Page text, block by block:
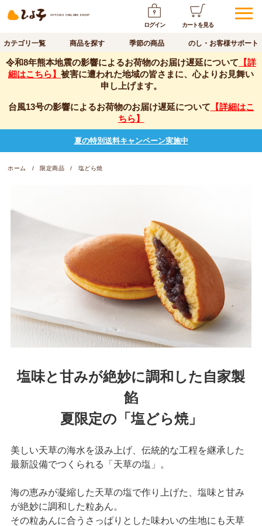
ログイン カートを見る
カテゴリ一覧 商品を探す 季節の商品 のし・お客様サポート
令和8年熊本地震の影響によるお荷物のお届け遅延について 【詳
細はこちら】 被害に遭われた地域の皆さまに、心よりお見舞い
申し上げます。
台風13号の影響によるお荷物のお届け遅延について 【詳細はこ
ちら】
夏の特別送料キャンペーン実施中
ホーム 限定商品 塩どら焼
塩味と甘みが絶妙に調和した自家製
餡
夏限定の「塩どら焼」
美しい天草の海水を汲み上げ、伝統的な工程を継承した
最新設備でつくられる「天草の塩」。
海の恵みが凝縮した天草の塩で作り上げた、塩味と甘み
が絶妙に調和した粒あん。
その粒あんに合うさっぱりとした味わいの生地にも天草